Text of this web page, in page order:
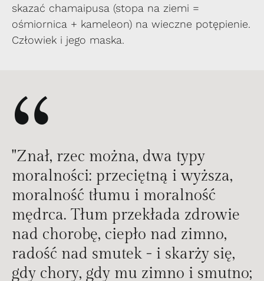
skazać chamaipusa (stopa na ziemi =
ośmiornica + kameleon) na wieczne potępienie.
Człowiek i jego maska.
“
"Znał, rzec można, dwa typy
moralności: przeciętną i wyższa,
moralność tłumu i moralność
mędrca. Tłum przekłada zdrowie
nad chorobę, ciepło nad zimno,
radość nad smutek - i skarży się,
gdy chory, gdy mu zimno i smutno;